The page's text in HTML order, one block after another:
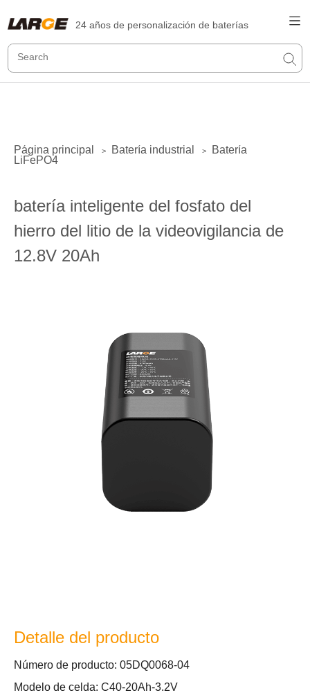
24 años de personalización de baterías
Página principal > Batería industrial >
Batería
LiFePO4
batería inteligente del fosfato del
hierro del litio de la videovigilancia de
12.8V 20Ah
Detalle del producto
Número de producto: 05DQ0068-04
Modelo de celda: C40-20Ah-3.2V